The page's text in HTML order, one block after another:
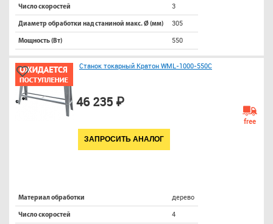
Число скоростей 3
Диаметр обработки над станиной макс. Ø (мм) 305
Мощность (Вт) 550
Станок токарный Кратон WML-1000-550C
46 235 ₽
ЗАПРОСИТЬ АНАЛОГ
free
Материал обработки дерево
Число скоростей 4